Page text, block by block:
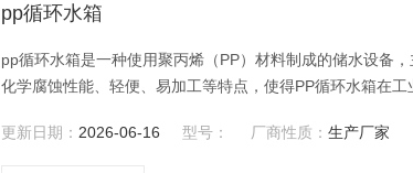
pp循环水箱
pp循环水箱是一种使用聚丙烯（PP）材料制成的储水设备
化学腐蚀性能、轻便、易加工等特点，使得PP循环水箱在
更新日期： 2026-06-16 型号： 厂商性质：生产厂家